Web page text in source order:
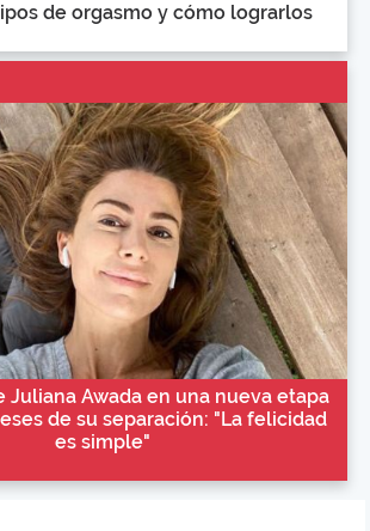
de orgasmo y cómo lograrlos
Juliana Awada en una nueva etapa
de su separación: "La felicidad
es simple"